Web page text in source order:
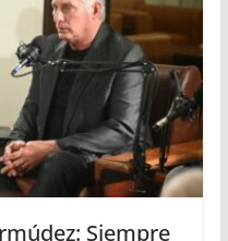
Siempre